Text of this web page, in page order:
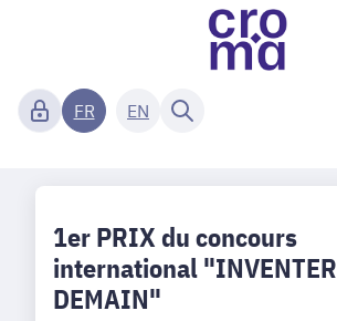
FR EN
1er PRIX du concours
international "INVENTER
DEMAIN"